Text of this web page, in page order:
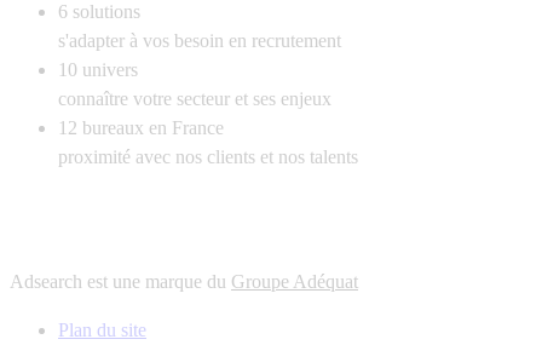
6 solutions
s'adapter à vos besoin en recrutement
10 univers
connaître votre secteur et ses enjeux
12 bureaux en France
proximité avec nos clients et nos talents
Adsearch est une marque du Groupe Adéquat
Plan du site